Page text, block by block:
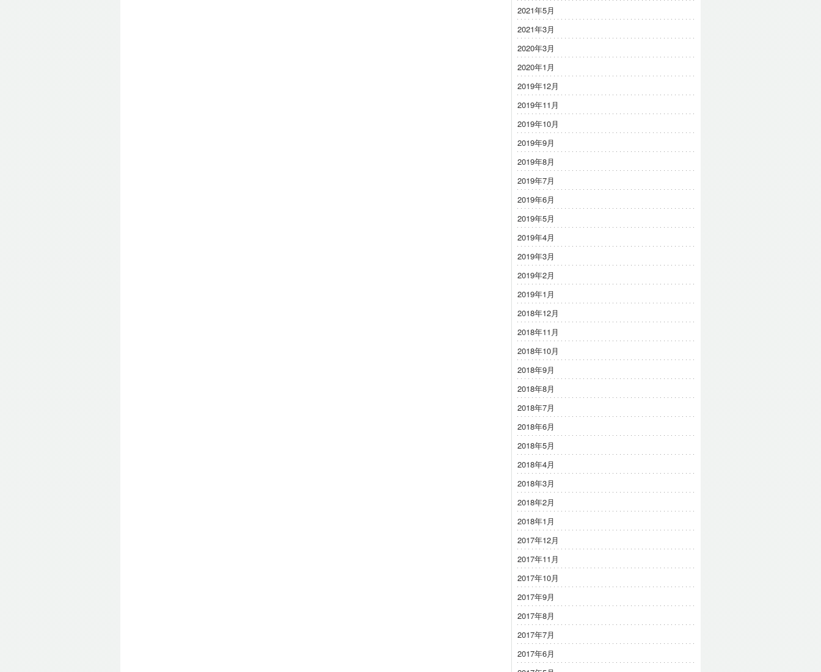
2021年5月
2021年3月
2020年3月
2020年1月
2019年12月
2019年11月
2019年10月
2019年9月
2019年8月
2019年7月
2019年6月
2019年5月
2019年4月
2019年3月
2019年2月
2019年1月
2018年12月
2018年11月
2018年10月
2018年9月
2018年8月
2018年7月
2018年6月
2018年5月
2018年4月
2018年3月
2018年2月
2018年1月
2017年12月
2017年11月
2017年10月
2017年9月
2017年8月
2017年7月
2017年6月